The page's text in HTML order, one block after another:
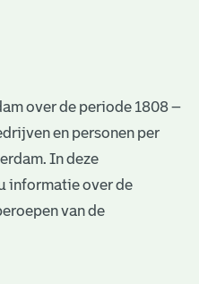
over de periode 1808 –
en personen per
In deze
informatie over de
van de